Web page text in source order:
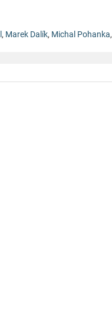
, Marek Dalík, Michal Pohanka,